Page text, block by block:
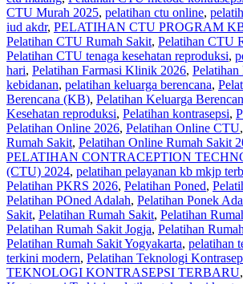
CTU Murah 2025, pelatihan ctu online,
iud akdr, PELATIHAN CTU PROGRAM
Pelatihan CTU Rumah Sakit, Pelatihan CTU
Pelatihan CTU tenaga kesehatan reproduksi,
hari, Pelatihan Farmasi Klinik 2026,
kebidanan, pelatihan keluarga berencana,
Berencana (KB), Pelatihan Keluarga
Kesehatan reproduksi, Pelatihan kontrasepsi,
Pelatihan Online 2026, Pelatihan Online CTU,
Rumah Sakit, Pelatihan Online Rumah Sakit
PELATIHAN CONTRACEPTION
(CTU) 2024, pelatihan pelayanan kb mkjp
Pelatihan PKRS 2026, Pelatihan Poned,
Pelatihan POned Adalah, Pelatihan Ponek
Sakit, Pelatihan Rumah Sakit‎, Pelatihan
Pelatihan Rumah Sakit Jogja, Pelatihan
Pelatihan Rumah Sakit Yogyakarta, pelatihan
terkini modern, Pelatihan Teknologi
TEKNOLOGI KONTRASEPSI TERBARU,